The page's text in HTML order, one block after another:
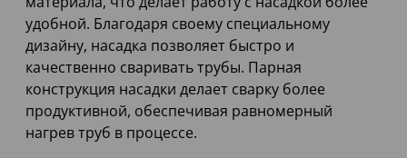
удобной. Благодаря своему специальному
дизайну, насадка позволяет быстро и
качественно сваривать трубы. Парная
конструкция насадки делает сварку более
продуктивной, обеспечивая равномерный
нагрев труб в процессе.